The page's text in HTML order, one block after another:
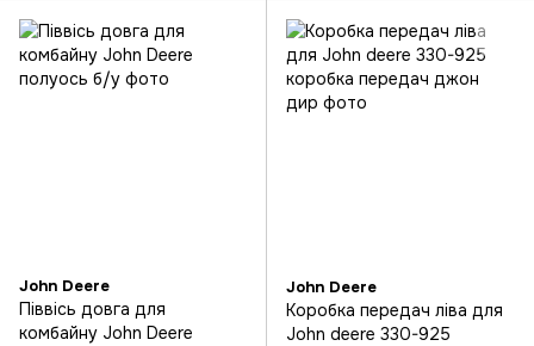
John Deere
Піввісь довга для
комбайну John Deere
John Deere
Коробка передач ліва для
John deere 330-925